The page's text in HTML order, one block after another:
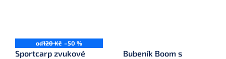
od120 Kč –50 %
Sportcarp zvukové
Bubeník Boom s